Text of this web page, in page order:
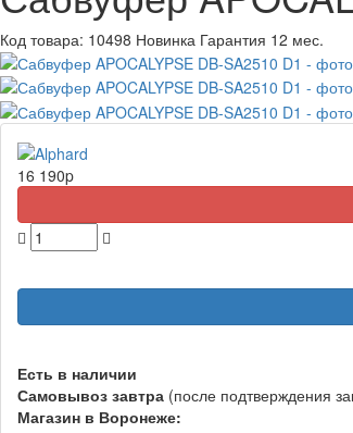
Код товара: 10498 Новинка Гарантия 12 мес.
16 190p
Есть в наличии
Самовывоз завтра (после подтверждения
Магазин в Воронеже: